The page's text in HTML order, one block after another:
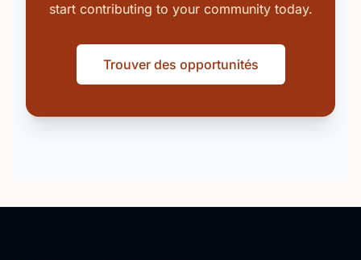
start contributing to your community today.
Trouver des opportunités